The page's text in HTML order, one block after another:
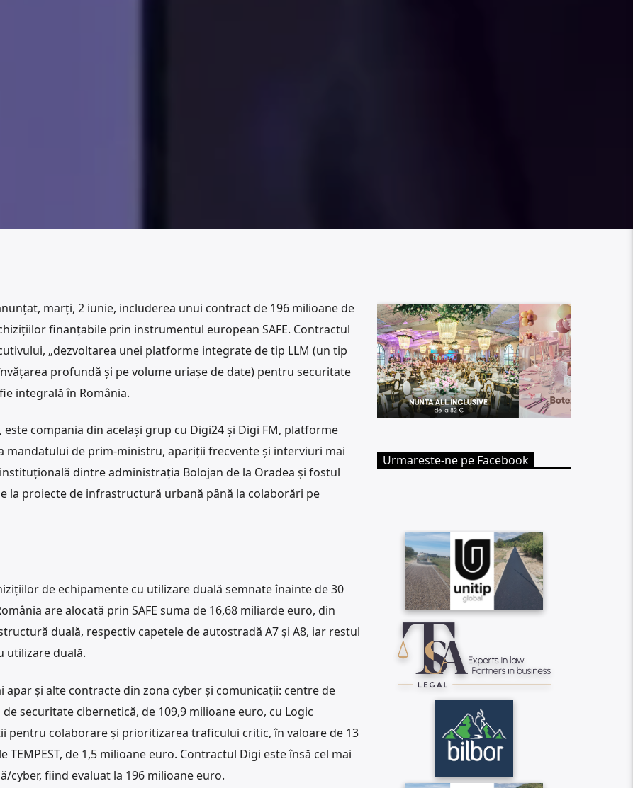
marți, 2 iunie, includerea unui contract de 196 milioane de
finanțabile prin instrumentul european SAFE. Contractul
„dezvoltarea unei platforme integrate de tip LLM (un tip
profundă și pe volume uriașe de date) pentru securitate
integrală în România.
compania din același grup cu Digi24 și Digi FM, platforme
mandatului de prim-ministru, apariții frecvente și interviuri mai
dintre administrația Bolojan de la Oradea și fostul
la proiecte de infrastructură urbană până la colaborări pe
de echipamente cu utilizare duală semnate înainte de 30
are alocată prin SAFE suma de 16,68 miliarde euro, din
duală, respectiv capetele de autostradă A7 și A8, iar restul
utilizare duală.
apar și alte contracte din zona cyber și comunicații: centre de
securitate cibernetică, de 109,9 milioane euro, cu Logic
pentru colaborare și prioritizarea traficului critic, în valoare de 13
de 1,5 milioane euro. Contractul Digi este însă cel mai
cyber, fiind evaluat la 196 milioane euro.
Urmareste-ne pe Facebook